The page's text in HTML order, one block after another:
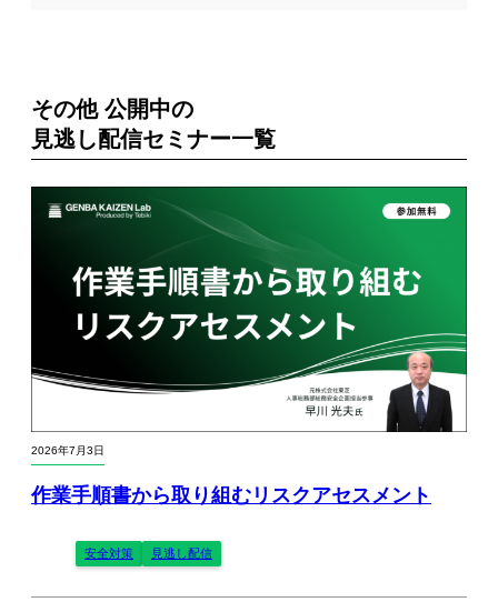
その他 公開中の
見逃し配信セミナー一覧
2026年7月3日
作業手順書から取り組むリスクアセスメント
安全対策 見逃し配信